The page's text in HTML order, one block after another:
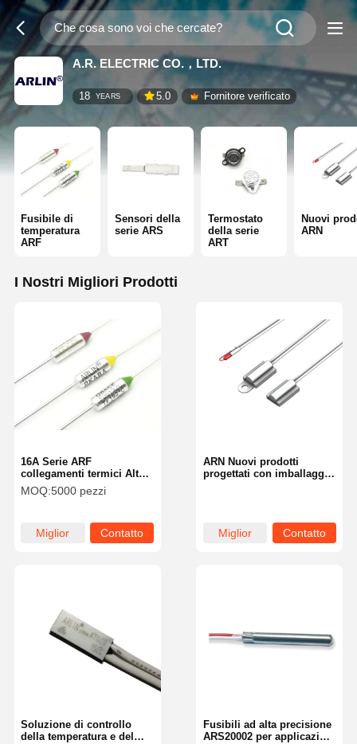
A.R. ELECTRIC CO.，LTD.
18 YEARS 5.0 Fornitore verificato
Fusibile di
temperatura
ARF
Sensori della
serie ARS
Termostato
della serie
ART
Nuovi
ARN
I Nostri Migliori Prodotti
16A Serie ARF
collegamenti termici Alta
capacità di carico corrente
e protezione da
MOQ:5000 pezzi
Miglior
Contatto
ARN Nuovi prodotti
progettati con imballaggi
Miglior
Contatto
Soluzione di controllo
della temperatura e del
Fusibili ad alta precisione
ARS20002 per applicazioni